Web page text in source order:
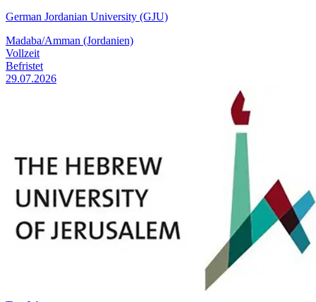
German Jordanian University (GJU)
Madaba/Amman (Jordanien)
Vollzeit
Befristet
29.07.2026